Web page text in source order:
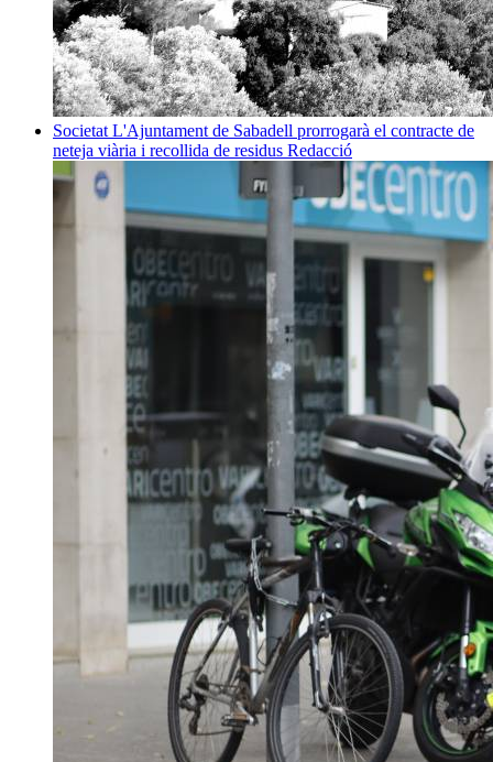
Societat L'Ajuntament de Sabadell prorrogarà el contracte de
neteja viària i recollida de residus Redacció